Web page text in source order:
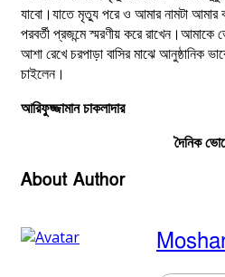
যাবো।যাতে মৃত্যু পরে ও আমার নামটা আমার
পরবর্তী প্রজন্মে স্মরণীয় করে
আশা রেখে চরপাড়া বাসির মাঝে আনুষ্ঠানিক
চাইলেন।
আরিফুজ্জামানচাকলাদার
দৈনিক
About Author